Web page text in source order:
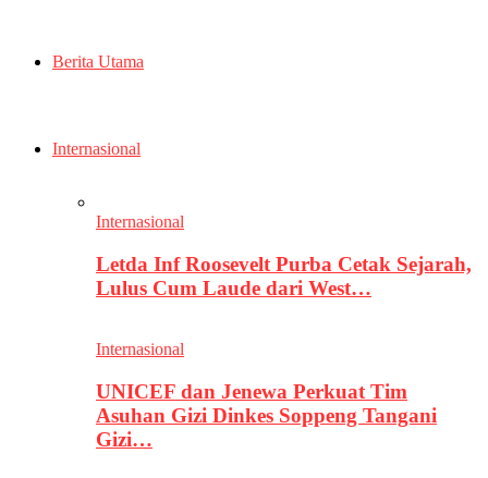
Berita Utama
Internasional
Internasional
Letda Inf Roosevelt Purba Cetak Sejarah,
Lulus Cum Laude dari West…
Internasional
UNICEF dan Jenewa Perkuat Tim
Asuhan Gizi Dinkes Soppeng Tangani
Gizi…